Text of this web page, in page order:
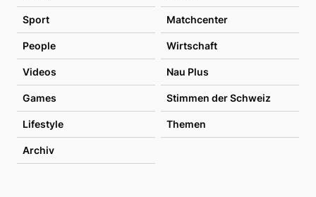
Sport Matchcenter
People Wirtschaft
Videos Nau Plus
Games Stimmen der Schweiz
Lifestyle Themen
Archiv